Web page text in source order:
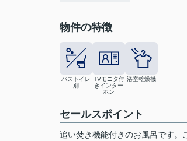
物件の特徴
バストイレ
別
TVモニタ付
きインター
ホン
浴室乾燥機
セールスポイント
追い焚き機能付きのお風呂です。